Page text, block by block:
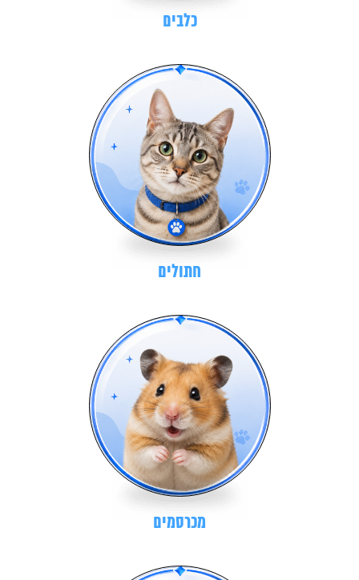
כלבים
חתולים
מכרסמים